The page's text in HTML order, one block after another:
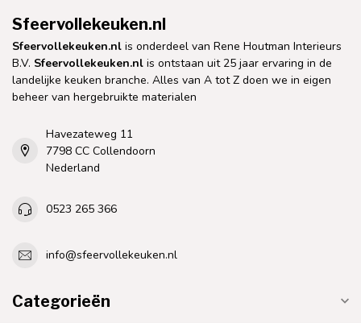
Sfeervollekeuken.nl
Sfeervollekeuken.nl is onderdeel van Rene Houtman Interieurs
B.V. Sfeervollekeuken.nl is ontstaan uit 25 jaar ervaring in de
landelijke keuken branche. Alles van A tot Z doen we in eigen
beheer van hergebruikte materialen
Havezateweg 11
7798 CC Collendoorn
Nederland
0523 265 366
info@sfeervollekeuken.nl
Categorieën